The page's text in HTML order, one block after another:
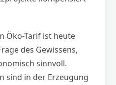
Öko-Tarif ist heute
des Gewissens,
sinnvoll.
sind in der Erzeugung